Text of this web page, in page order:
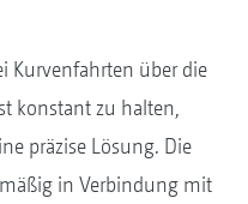
Kurvenfahrten über die
konstant zu halten,
präzise Lösung. Die
in Verbindung mit